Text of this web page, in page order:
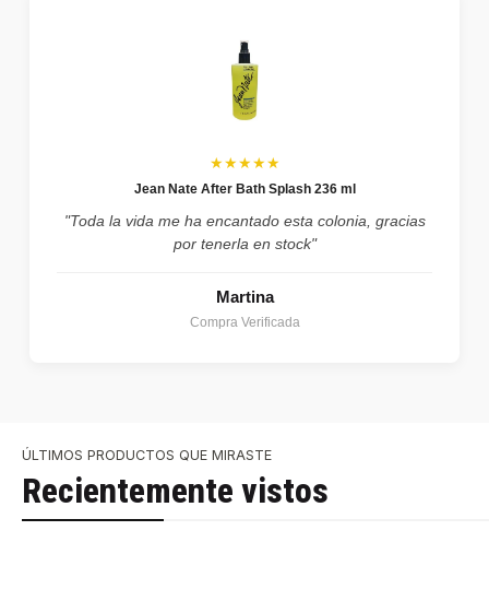
★★★★★
Jean Nate After Bath Splash 236 ml
"Toda la vida me ha encantado esta colonia, gracias
por tenerla en stock"
Martina
Compra Verificada
ÚLTIMOS PRODUCTOS QUE MIRASTE
Recientemente vistos